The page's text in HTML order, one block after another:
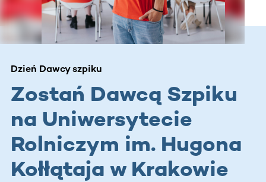
Dzień Dawcy szpiku
Zostań Dawcą Szpiku
na Uniwersytecie
Rolniczym im. Hugona
Kołłątaja w Krakowie